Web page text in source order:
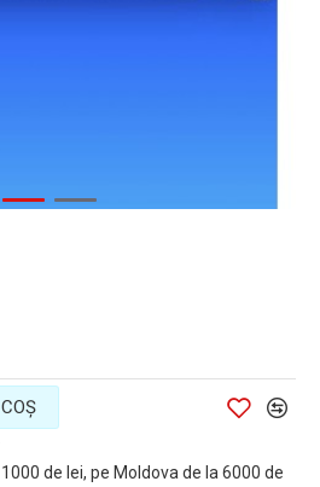
de lei, pe Moldova de la 6000 de